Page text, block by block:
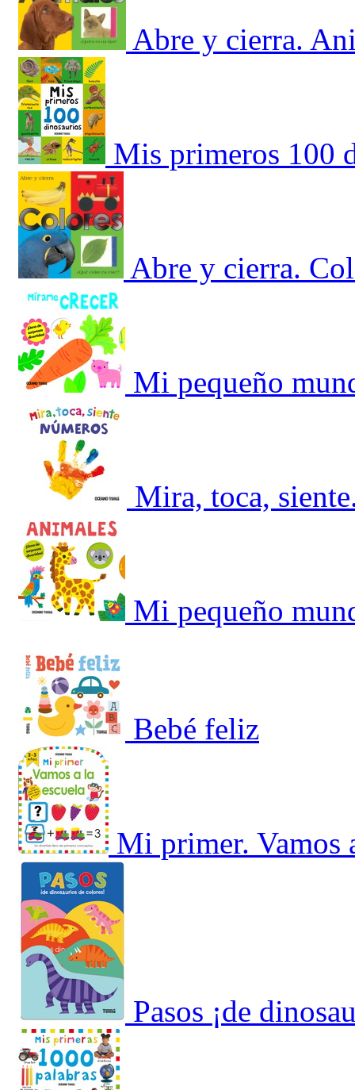
Abre y cierra.
Mis primeros 100
Abre y cierra.
Mi pequeño
Mira, toca,
Mi pequeño
Bebé feliz
Mi primer. Vamos
Pasos ¡de